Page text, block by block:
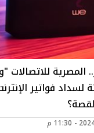
المصرية
لسداد فواتير